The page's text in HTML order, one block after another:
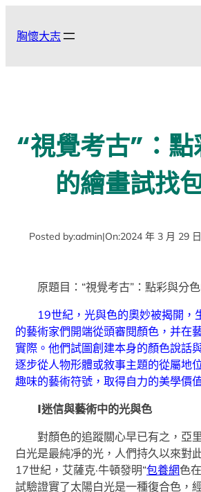
胸懷大志
“視覺考古”：
的繪畫試找
Posted by:admin|On:2024 年 3 月 29 日
原題目：“視覺考古”：點彩與分
19世紀，光與色的奧妙被揭開，
的藝術家們開端從頭審閱顏色，并在
實際。他們試圖創建本身的顏色說話
逐步從人物形體或敘事主題的從屬地
趣味的藝術符號，取得自力的美學價
Ⅰ迷信與藝術中的光與色
對顏色的追蹤關心早已有之，亞
白光是最純凈的光，人們持久以來對
17世紀，艾薩克·牛頓發明“包養網色
試驗證實了太陽白光是一種復合色，